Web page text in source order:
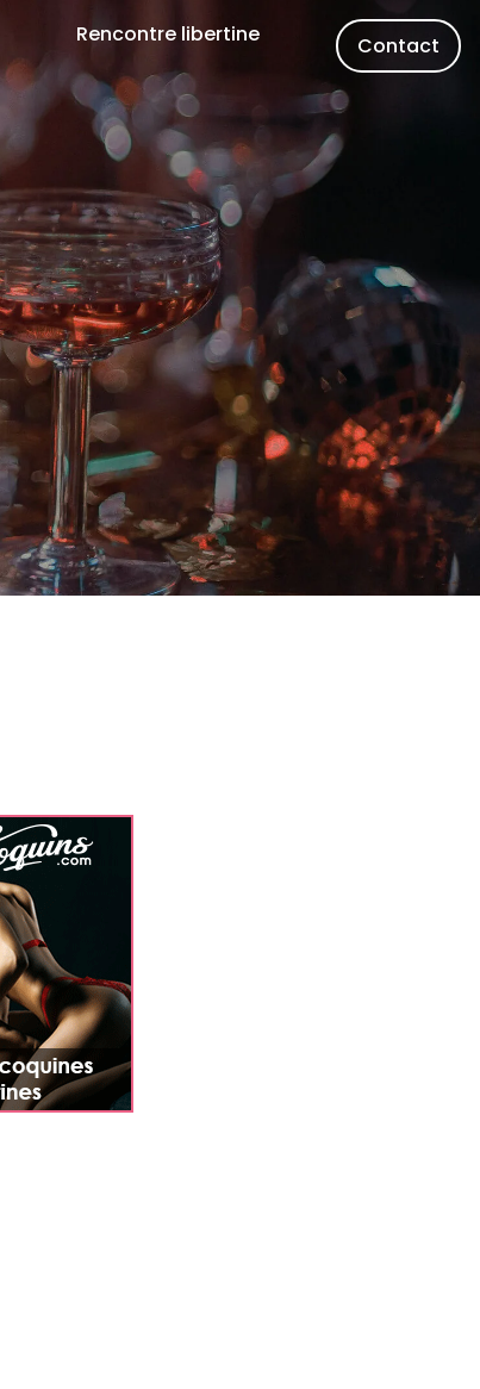
Rencontre libertine Contact